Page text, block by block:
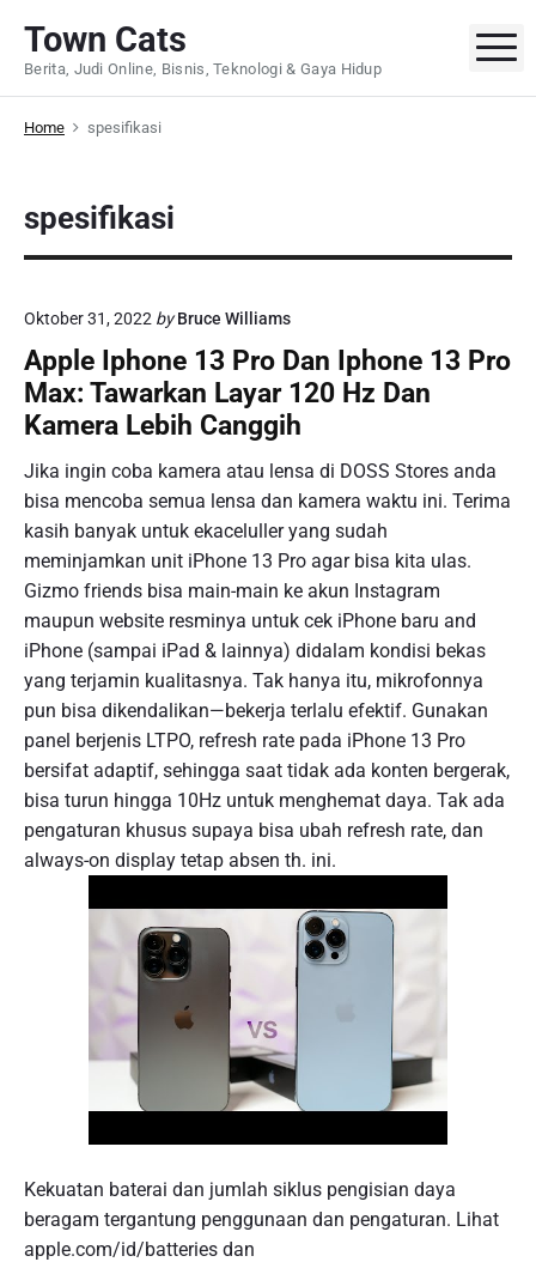
p
Town Cats
Berita, Judi Online, Bisnis, Teknologi & Gaya Hidup
Home spesifikasi
spesifikasi
Oktober 31, 2022 by Bruce Williams
Apple Iphone 13 Pro Dan Iphone 13 Pro
Max: Tawarkan Layar 120 Hz Dan
Kamera Lebih Canggih
Jika ingin coba kamera atau lensa di DOSS Stores anda
bisa mencoba semua lensa dan kamera waktu ini. Terima
kasih banyak untuk ekaceluller yang sudah
meminjamkan unit iPhone 13 Pro agar bisa kita ulas.
Gizmo friends bisa main-main ke akun Instagram
maupun website resminya untuk cek iPhone baru and
iPhone (sampai iPad & lainnya) didalam kondisi bekas
yang terjamin kualitasnya. Tak hanya itu, mikrofonnya
pun bisa dikendalikan—bekerja terlalu efektif. Gunakan
panel berjenis LTPO, refresh rate pada iPhone 13 Pro
bersifat adaptif, sehingga saat tidak ada konten bergerak,
bisa turun hingga 10Hz untuk menghemat daya. Tak ada
pengaturan khusus supaya bisa ubah refresh rate, dan
always-on display tetap absen th. ini.
Kekuatan baterai dan jumlah siklus pengisian daya
beragam tergantung penggunaan dan pengaturan. Lihat
apple.com/id/batteries dan